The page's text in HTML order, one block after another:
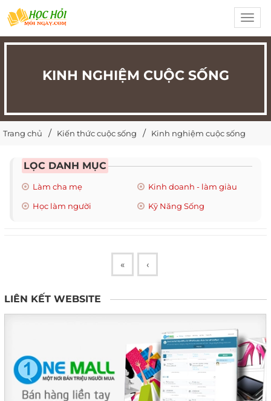
KINH NGHIỆM CUỘC SỐNG
Trang chủ Kiến thức cuộc sống Kinh nghiệm cuộc sống
LỌC DANH MỤC
Làm cha mẹ
Kinh doanh - làm giàu
Học làm người
Kỹ Năng Sống
« ‹
LIÊN KẾT WEBSITE